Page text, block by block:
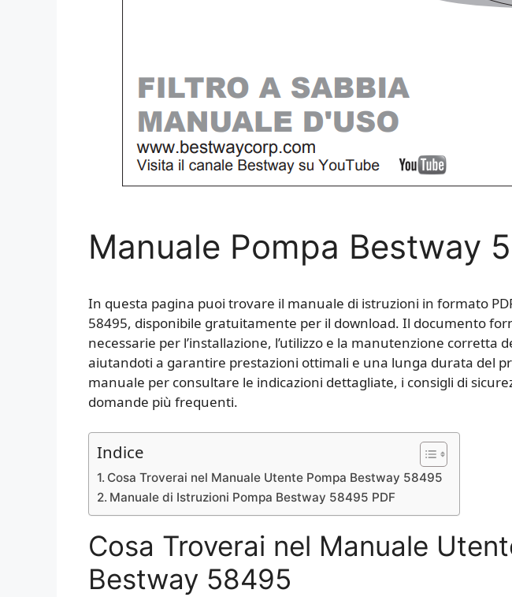
Manuale Pompa Bestway
In questa pagina puoi trovare il manuale di istruzioni in formato
58495, disponibile gratuitamente per il download. Il documento
necessarie per l’installazione, l’utilizzo e la manutenzione corretta
aiutandoti a garantire prestazioni ottimali e una lunga durata del
manuale per consultare le indicazioni dettagliate, i consigli di
domande più frequenti.
Indice
Cosa Troverai nel Manuale Utente Pompa Bestway 58495
Manuale di Istruzioni Pompa Bestway 58495 PDF
Cosa Troverai nel Manuale
Bestway 58495